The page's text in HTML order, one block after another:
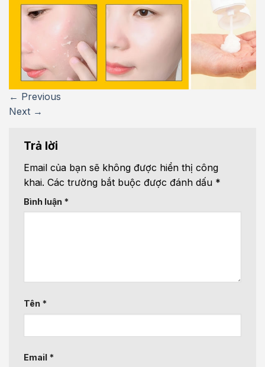
← Previous
Next →
Trả lời
Email của bạn sẽ không được hiển thị công
khai. Các trường bắt buộc được đánh dấu *
Bình luận *
Tên *
Email *